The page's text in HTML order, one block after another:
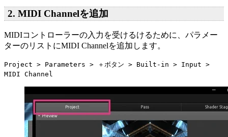
2. MIDI Channelを追加
MIDIコントローラーの入力を受けるけるために、パラメー
ターのリストにMIDI Channelを追加します。
Project > Parameters > ＋ボタン > Built-in > Input >
MIDI Channel